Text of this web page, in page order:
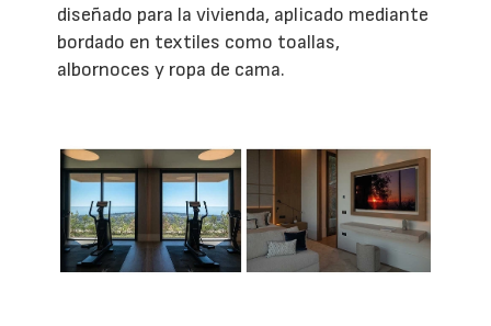
diseñado para la vivienda, aplicado mediante
bordado en textiles como toallas,
albornoces y ropa de cama.